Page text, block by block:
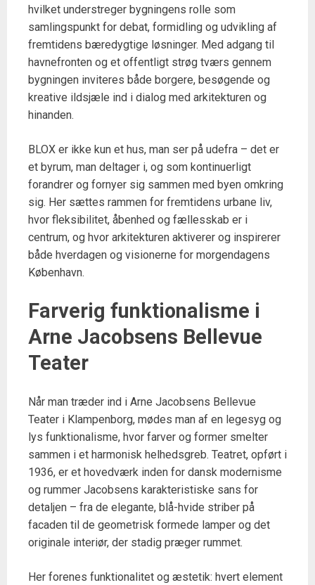
hvilket understreger bygningens rolle som
samlingspunkt for debat, formidling og udvikling af
fremtidens bæredygtige løsninger. Med adgang til
havnefronten og et offentligt strøg tværs gennem
bygningen inviteres både borgere, besøgende og
kreative ildsjæle ind i dialog med arkitekturen og
hinanden.
BLOX er ikke kun et hus, man ser på udefra – det er
et byrum, man deltager i, og som kontinuerligt
forandrer og fornyer sig sammen med byen omkring
sig. Her sættes rammen for fremtidens urbane liv,
hvor fleksibilitet, åbenhed og fællesskab er i
centrum, og hvor arkitekturen aktiverer og inspirerer
både hverdagen og visionerne for morgendagens
København.
Farverig funktionalisme i
Arne Jacobsens Bellevue
Teater
Når man træder ind i Arne Jacobsens Bellevue
Teater i Klampenborg, mødes man af en legesyg og
lys funktionalisme, hvor farver og former smelter
sammen i et harmonisk helhedsgreb. Teatret, opført i
1936, er et hovedværk inden for dansk modernisme
og rummer Jacobsens karakteristiske sans for
detaljen – fra de elegante, blå-hvide striber på
facaden til de geometrisk formede lamper og det
originale interiør, der stadig præger rummet.
Her forenes funktionalitet og æstetik: hvert element